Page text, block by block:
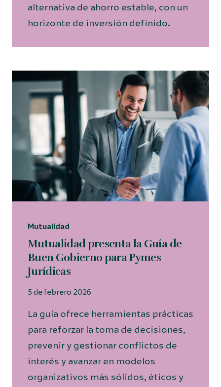
alternativa de ahorro estable, con un
horizonte de inversión definido.
Mutualidad
Mutualidad presenta la Guía de
Buen Gobierno para Pymes
Jurídicas
5 de febrero 2026
La guía ofrece herramientas prácticas
para reforzar la toma de decisiones,
prevenir y gestionar conflictos de
interés y avanzar en modelos
organizativos más sólidos, éticos y